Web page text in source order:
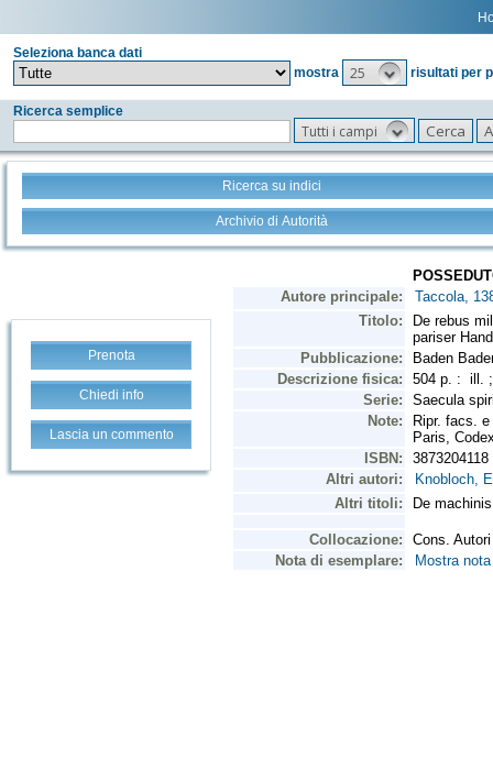
Seleziona banca dati
mostra
25 risultati per
Ricerca semplice
Tutti i campi
Ricerca su indici
Archivio di Autorità
Prenota
Chiedi info
Lascia un commento